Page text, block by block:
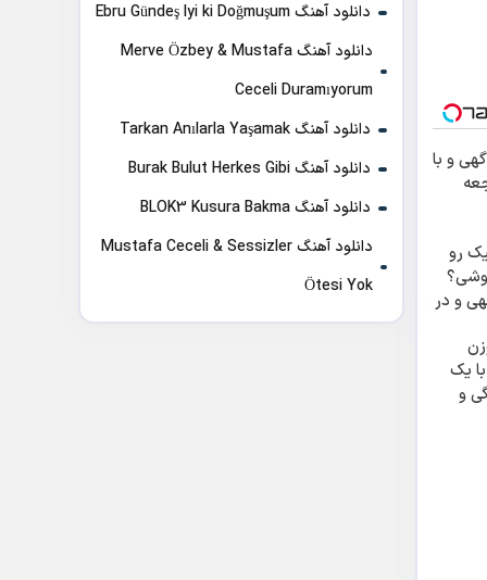
و با
رو
و در
یک
و
دانلود آهنگ Ebru Gündeş Iyi ki Doğmuşum
دانلود آهنگ Merve Özbey & Mustafa
Ceceli Duramıyorum
دانلود آهنگ Tarkan Anılarla Yaşamak
دانلود آهنگ Burak Bulut Herkes Gibi
دانلود آهنگ BLOK3 Kusura Bakma
دانلود آهنگ Mustafa Ceceli & Sessizler
Ötesi Yok